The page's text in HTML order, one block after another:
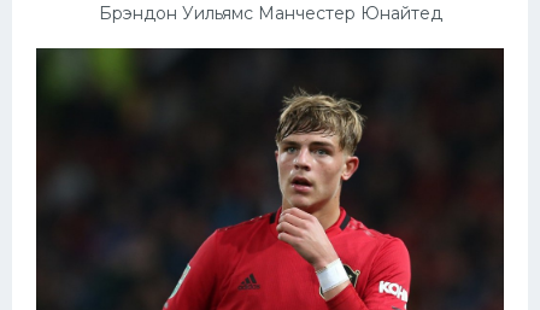
Брэндон Уильямс Манчестер Юнайтед